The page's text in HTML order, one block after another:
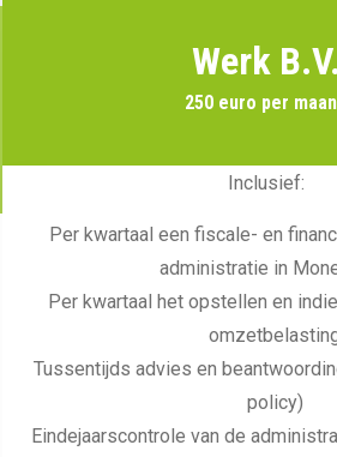
Werk B.V.
250 euro per
Inclusief:
Per kwartaal een fiscale- en
administratie in
Per kwartaal het opstellen en
Tussentijds advies en
policy)
Eindejaarscontrole van de